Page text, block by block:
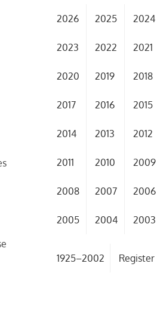
2026 2025 2024
2023 2022 2021
2020 2019 2018
2017 2016 2015
2014 2013 2012
2011 2010 2009
2008 2007 2006
2005 2004 2003
1925–2002 Register